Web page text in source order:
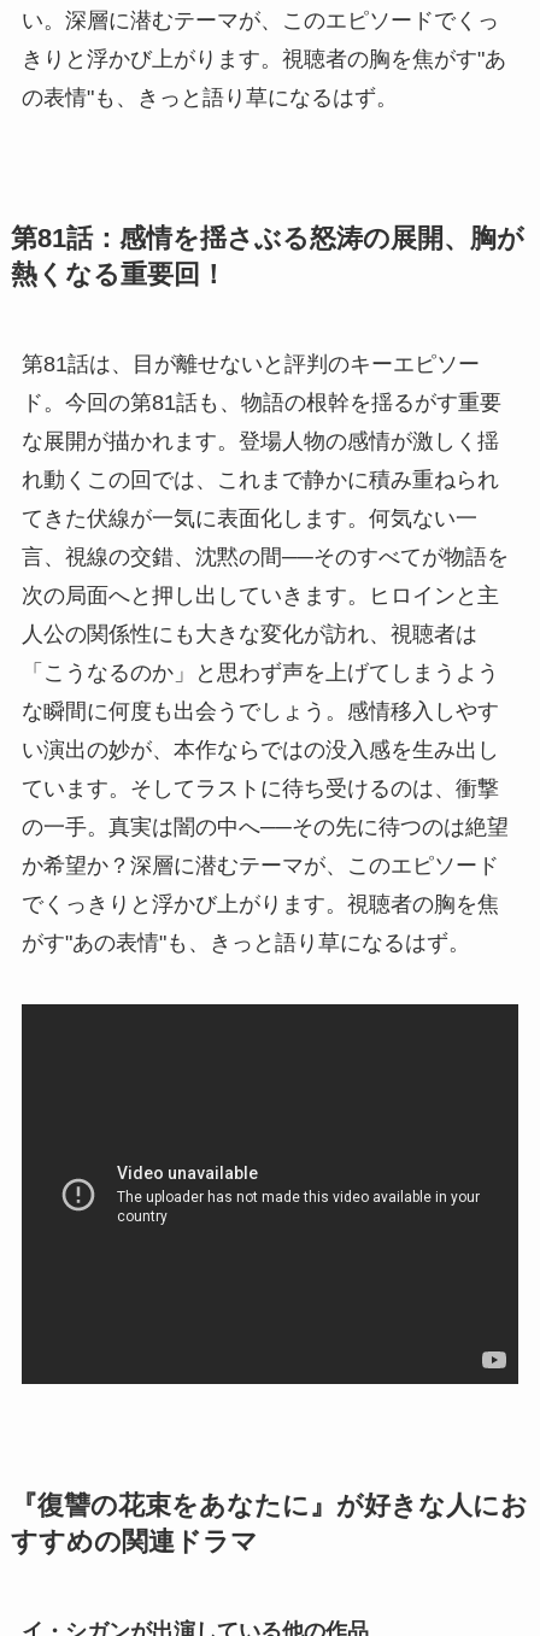
い。深層に潜むテーマが、このエピソードでくっ
きりと浮かび上がります。視聴者の胸を焦がす"あ
の表情"も、きっと語り草になるはず。
第81話：感情を揺さぶる怒涛の展開、胸が
熱くなる重要回！
第81話は、目が離せないと評判のキーエピソー
ド。今回の第81話も、物語の根幹を揺るがす重要
な展開が描かれます。登場人物の感情が激しく揺
れ動くこの回では、これまで静かに積み重ねられ
てきた伏線が一気に表面化します。何気ない一
言、視線の交錯、沈黙の間──そのすべてが物語を
次の局面へと押し出していきます。ヒロインと主
人公の関係性にも大きな変化が訪れ、視聴者は
「こうなるのか」と思わず声を上げてしまうよう
な瞬間に何度も出会うでしょう。感情移入しやす
い演出の妙が、本作ならではの没入感を生み出し
ています。そしてラストに待ち受けるのは、衝撃
の一手。真実は闇の中へ──その先に待つのは絶望
か希望か？深層に潜むテーマが、このエピソード
でくっきりと浮かび上がります。視聴者の胸を焦
がす"あの表情"も、きっと語り草になるはず。
『復讐の花束をあなたに』が好きな人にお
すすめの関連ドラマ